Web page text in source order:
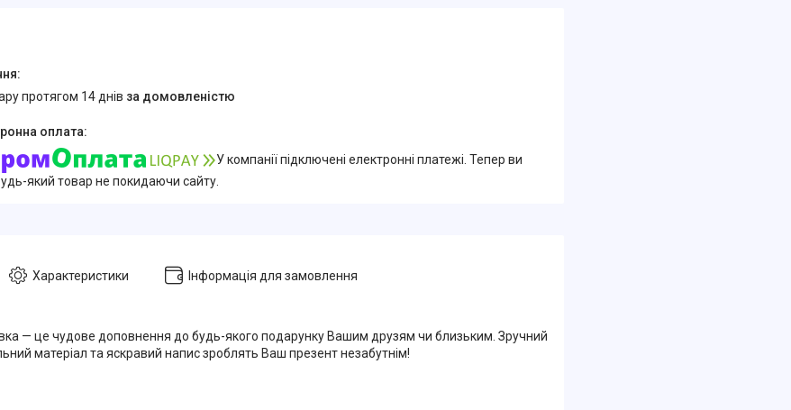
протягом 14 днів за домовленістю
У компанії підключені електронні платежі. Тепер ви
який товар не покидаючи сайту.
Характеристики Інформація для замовлення
— це чудове доповнення до будь-якого подарунку Вашим друзям чи близьким. Зручний
матеріал та яскравий напис зроблять Ваш презент незабутнім!